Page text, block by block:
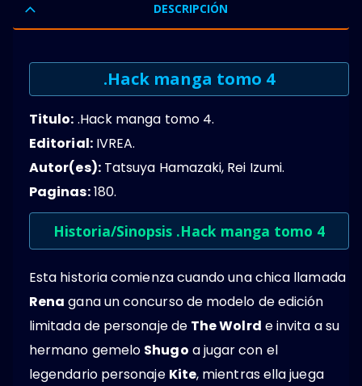
DESCRIPCIÓN
.Hack manga tomo 4
Titulo: .Hack manga tomo 4.
Editorial:IVREA.
Autor(es):Tatsuya Hamazaki, Rei Izumi.
Paginas:180.
Historia/Sinopsis .Hack manga tomo 4
Esta historia comienza cuando una chica llamada
Rena gana un concurso de modelo de edición
limitada de personaje de The Wolrd e invita a su
hermano gemelo Shugo a jugar con el
legendario personaje Kite, mientras ella juega